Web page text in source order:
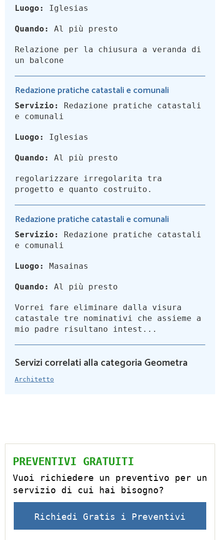
Luogo: Iglesias
Quando: Al più presto
Relazione per la chiusura a veranda di
un balcone
Redazione pratiche catastali e comunali
Servizio:
Redazione pratiche catastali
e comunali
Luogo: Iglesias
Quando: Al più presto
regolarizzare irregolarita tra
progetto e quanto costruito.
Redazione pratiche catastali e comunali
Servizio:
Redazione pratiche catastali
e comunali
Luogo: Masainas
Quando: Al più presto
Vorrei fare eliminare dalla visura
catastale tre nominativi che assieme a
mio padre risultano intest...
Servizi correlati alla categoria Geometra
Architetto
PREVENTIVI GRATUITI
Vuoi richiedere un preventivo per un
servizio di cui hai bisogno?
Richiedi Gratis i Preventivi